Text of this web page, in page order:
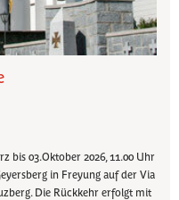
bis 03.Oktober 2026, 11.00 Uhr
in Freyung auf der Via
Die Rückkehr erfolgt mit